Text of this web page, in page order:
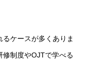
ケースが多くありま
修制度やOJTで学べる